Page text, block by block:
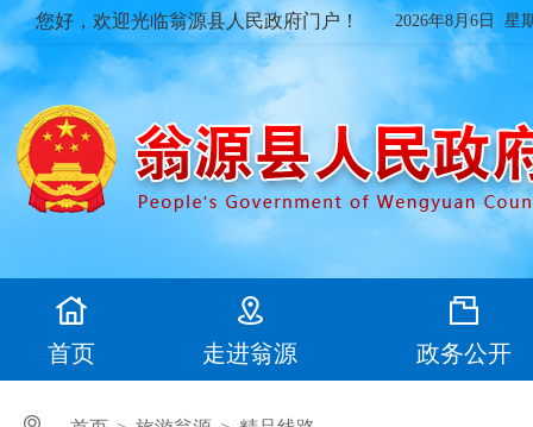
您好，欢迎光临翁源县人民政府门户！ 2026年8月6日 星
首页 走进翁源 政务公开